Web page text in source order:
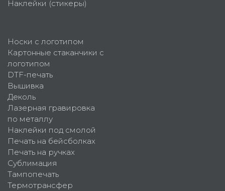
Наклейки (стикеры)
Носки с логотипом
Картонные стаканчики с
логотипом
DTF-печать
Вышивка
Деколь
Лазерная гравировка
по металлу
Наклейки под смолой
Печать на бейсболках
Печать на ручках
Сублимация
Тампопечать
Термотрансфер